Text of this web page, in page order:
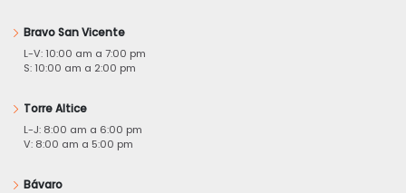
Bravo San Vicente
L-V: 10:00 am a 7:00 pm
S: 10:00 am a 2:00 pm
Torre Altice
L-J: 8:00 am a 6:00 pm
V: 8:00 am a 5:00 pm
Bávaro